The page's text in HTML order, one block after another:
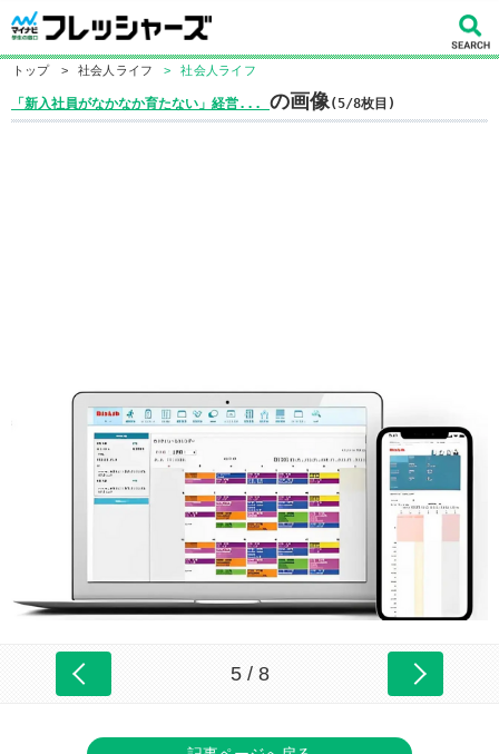
トップ > 社会人ライフ > 社会人ライフ
「新入社員がなかなか育たない」経営... の画像(5/8枚目)
5 / 8